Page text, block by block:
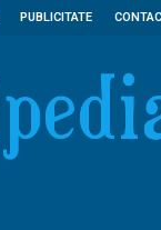
PUBLICITATE